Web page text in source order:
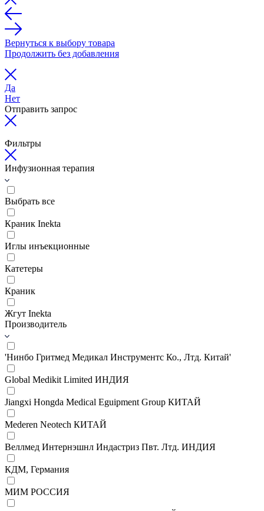
Вернуться к выбору товара
Продолжить без добавления
Да
Нет
Отправить запрос
Фильтры
Инфузионная терапия
Выбрать все
Краник Inekta
Иглы инъекционные
Катетеры
Краник
Жгут Inekta
Производитель
'Нинбо Гритмед Медикал Инструментс Ко., Лтд. Китай'
Global Medikit Limited ИНДИЯ
Jiangxi Hongda Medical Eguipment Group КИТАЙ
Mederen Neotech КИТАЙ
Веллмед Интернэшнл Индастриз Пвт. Лтд. ИНДИЯ
КДМ, Германия
МИМ РОССИЯ